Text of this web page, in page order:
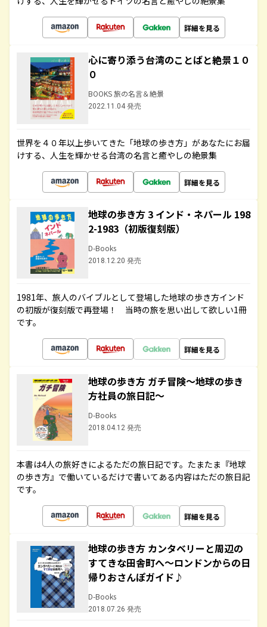
詳細を見る
心に寄り添う台湾のことばと絶景１０
０
BOOKS 旅の名言＆絶景
2022.11.04 発売
世界を４０年以上歩いてきた「地球の歩き方」があなたにお届
けする、人生を輝かせる台湾の名言と癒やしの絶景集
詳細を見る
地球の歩き方 3 インド・ネパール 198
2-1983（初版復刻版）
D-Books
2018.12.20 発売
1981年、旅人のバイブルとして登場した地球の歩き方インド
の初版が復刻版で再登場！ 当時の旅を思い出して欲しい1冊
です。
詳細を見る
地球の歩き方 ガチ冒険～地球の歩き
方社員の旅日記～
D-Books
2018.04.12 発売
本書は4人の旅好きによるただの旅日記です。たまたま『地球
の歩き方』で働いているだけで書いてある内容はただの旅日記
です。
詳細を見る
地球の歩き方 カンタベリーと周辺の
すてきな田舎町へ～ロンドンからの日
帰りおさんぽガイド♪
D-Books
2018.07.26 発売